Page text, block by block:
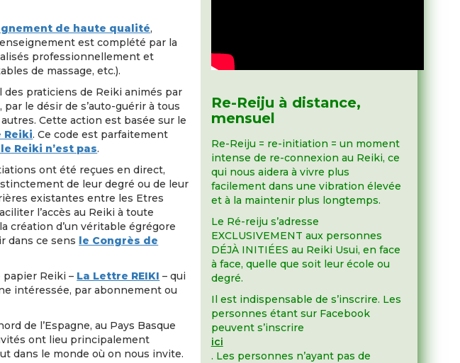
de haute qualité,
est complété par la
professionnellement et
de massage, etc.).
praticiens de Reiki animés par
le désir de s’auto-guérir à tous
Cette action est basée sur le
Reiki. Ce code est parfaitement
Reiki n’est pas.
ont été reçues en direct,
de leur degré ou de leur
existantes entre les Etres
l’accès au Reiki à toute
création d’un véritable égrégore
dans ce sens le Congrès de
Reiki – La Lettre REIKI – qui
intéressée, par abonnement ou
de l’Espagne, au Pays Basque
ont lieu principalement
dans le monde où on nous invite.
Re-Reiju à distance,
mensuel
Re-Reiju = re-initiation = un moment
intense de re-connexion au Reiki, ce
qui nous aidera à vivre plus
facilement dans une vibration élevée
et à la maintenir plus longtemps.
Le Ré-reiju s’adresse
EXCLUSIVEMENT aux personnes
DÉJÀ INITIÉES au Reiki Usui, en face
à face, quelle que soit leur école ou
degré.
Il est indispensable de s’inscrire. Les
personnes étant sur Facebook
peuvent s’inscrire
ici
. Les personnes n’ayant pas de